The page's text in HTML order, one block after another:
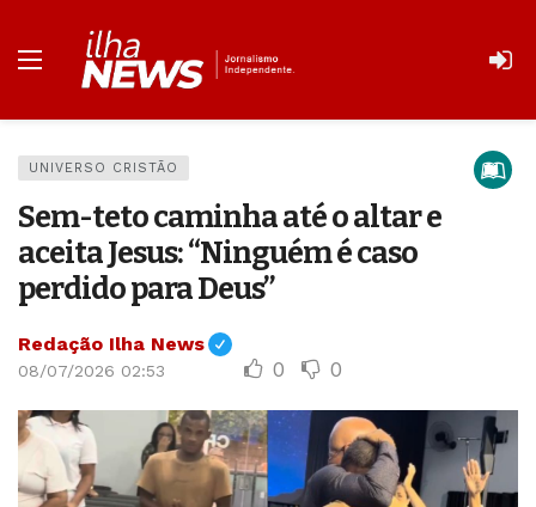
UNIVERSO CRISTÃO
Sem-teto caminha até o altar e
aceita Jesus: “Ninguém é caso
perdido para Deus”
Redação Ilha News
08/07/2026 02:53 0 0